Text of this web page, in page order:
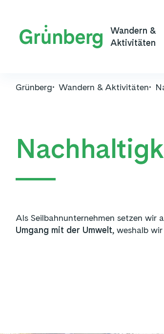
Wandern &
Aktivitäten
Grünberg Wandern & Aktivitäten
Als Seilbahnunternehmen setzen wir
Umgang mit der Umwelt, weshalb